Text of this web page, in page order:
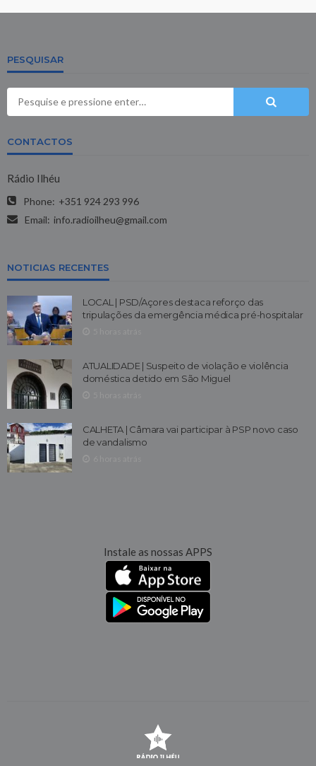
PESQUISAR
CONTACTOS
Rádio Ilhéu
Phone: +351 924 293 996
Email: info.radioilheu@gmail.com
NOTICIAS RECENTES
LOCAL | PSD/Açores destaca reforço das
tripulações da emergência médica pré-hospitalar
ATUALIDADE | Suspeito de violação e violência
doméstica detido em São Miguel
CALHETA | Câmara vai participar à PSP novo caso
de vandalismo
Instale as nossas APPS